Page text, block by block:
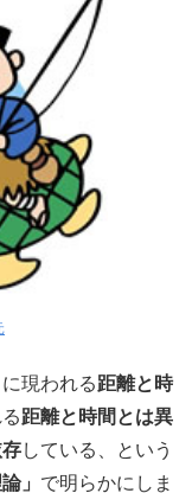
現われる距離と時
距離と時間とは異
している、という
」 で明らかにしま